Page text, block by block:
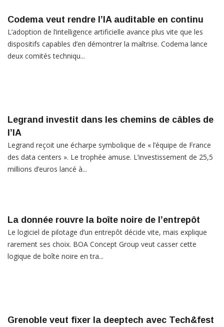
Codema veut rendre l’IA auditable en continu
L’adoption de l’intelligence artificielle avance plus vite que les
dispositifs capables d’en démontrer la maîtrise. Codema lance
deux comités techniqu...
Legrand investit dans les chemins de câbles de
l’IA
Legrand reçoit une écharpe symbolique de « l’équipe de France
des data centers ». Le trophée amuse. L’investissement de 25,5
millions d’euros lancé à...
La donnée rouvre la boîte noire de l’entrepôt
Le logiciel de pilotage d’un entrepôt décide vite, mais explique
rarement ses choix. BOA Concept Group veut casser cette
logique de boîte noire en tra...
Grenoble veut fixer la deeptech avec Tech&fest